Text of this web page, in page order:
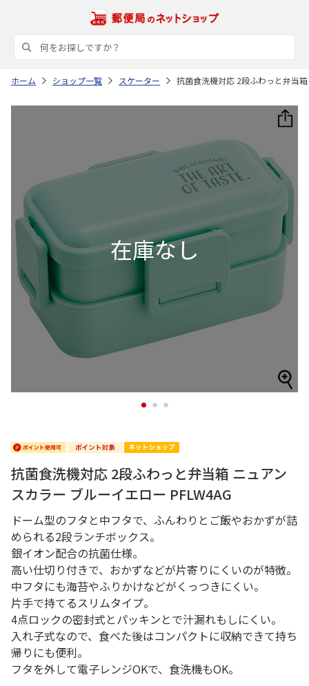
ホーム ショップ一覧 スケーター 抗菌食洗機対応 2段ふわっと弁当
1 2 3
抗菌食洗機対応 2段ふわっと弁当箱 ニュアン
スカラー ブルーイエロー PFLW4AG
ドーム型のフタと中フタで、ふんわりとご飯やおかずが詰
められる2段ランチボックス。
銀イオン配合の抗菌仕様。
高い仕切り付きで、おかずなどが片寄りにくいのが特徴。
中フタにも海苔やふりかけなどがくっつきにくい。
片手で持てるスリムタイプ。
4点ロックの密封式とパッキンとで汁漏れもしにくい。
入れ子式なので、食べた後はコンパクトに収納できて持ち
帰りにも便利。
フタを外して電子レンジOKで、食洗機もOK。